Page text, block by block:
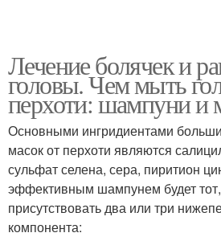
Лечение болячек и
головы. Чем мыть
перхоти: шампуни и
Основными ингридиентами
масок от перхоти являются
сульфат селена, сера, пиритион
эффективным шампунем будет тот,
присутствовать два или три
компонента: